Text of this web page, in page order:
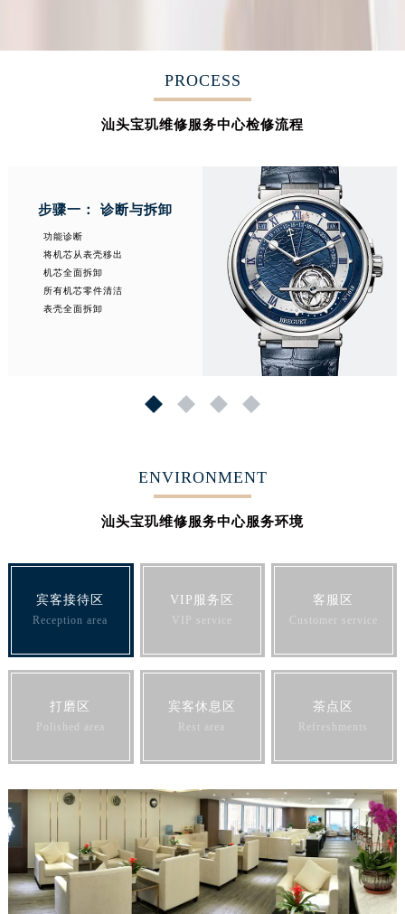
PROCESS
汕头宝玑维修服务中心检修流程
步骤一： 诊断与拆卸
功能诊断
将机芯从表壳移出
机芯全面拆卸
所有机芯零件清洁
表壳全面拆卸
1 2 3 4
ENVIRONMENT
汕头宝玑维修服务中心服务环境
宾客接待区
Reception area
VIP服务区
VIP service
客服区
Customer service
打磨区
Polished area
宾客休息区
Rest area
茶点区
Refreshments